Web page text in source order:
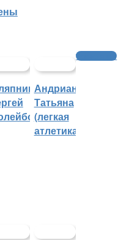
Андрианова
Татьяна
(легкая
атлетика)
Трансляции